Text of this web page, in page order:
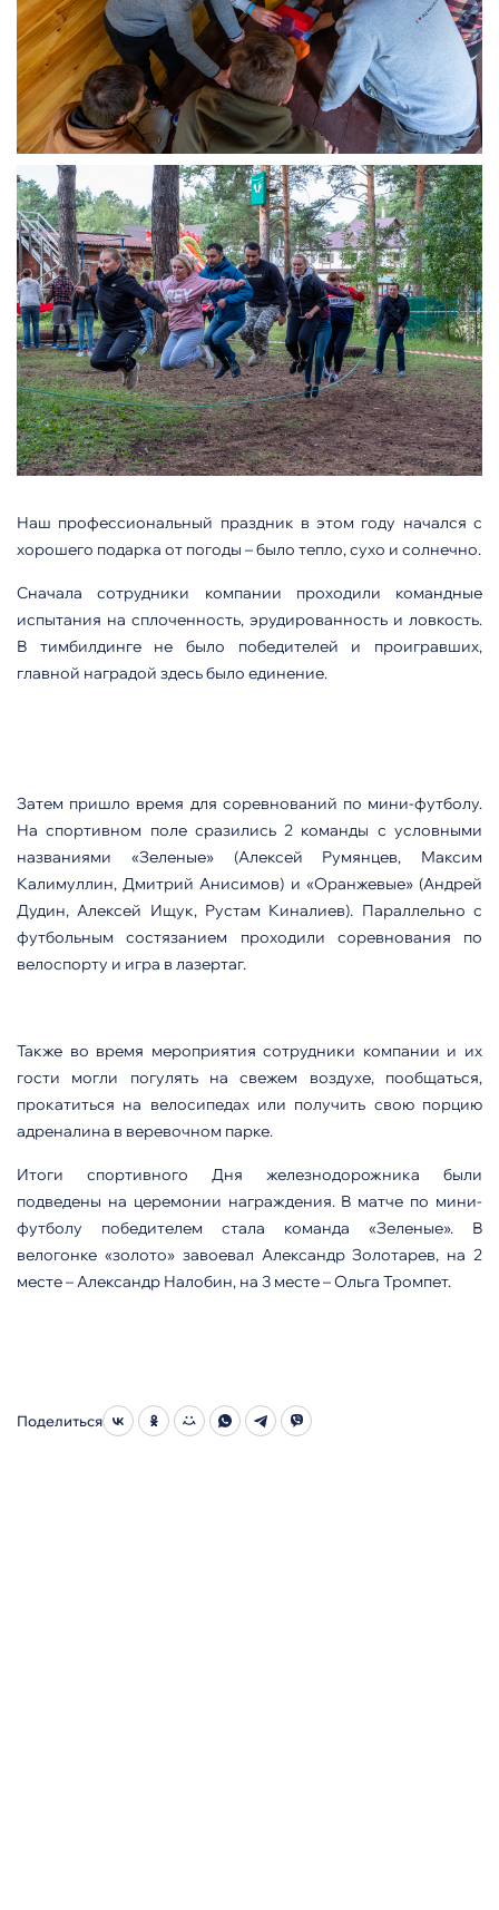
Наш профессиональный праздник в этом году начался с
хорошего подарка от погоды – было тепло, сухо и солнечно.
Сначала сотрудники компании проходили командные
испытания на сплоченность, эрудированность и ловкость.
В тимбилдинге не было победителей и проигравших,
главной наградой здесь было единение.
Затем пришло время для соревнований по мини-футболу.
На спортивном поле сразились 2 команды с условными
названиями «Зеленые» (Алексей Румянцев, Максим
Калимуллин, Дмитрий Анисимов) и «Оранжевые» (Андрей
Дудин, Алексей Ищук, Рустам Киналиев). Параллельно с
футбольным состязанием проходили соревнования по
велоспорту и игра в лазертаг.
Также во время мероприятия сотрудники компании и их
гости могли погулять на свежем воздухе, пообщаться,
прокатиться на велосипедах или получить свою порцию
адреналина в веревочном парке.
Итоги спортивного Дня железнодорожника были
подведены на церемонии награждения. В матче по мини-
футболу победителем стала команда «Зеленые». В
велогонке «золото» завоевал Александр Золотарев, на 2
месте – Александр Налобин, на 3 месте – Ольга Тромпет.
Поделиться